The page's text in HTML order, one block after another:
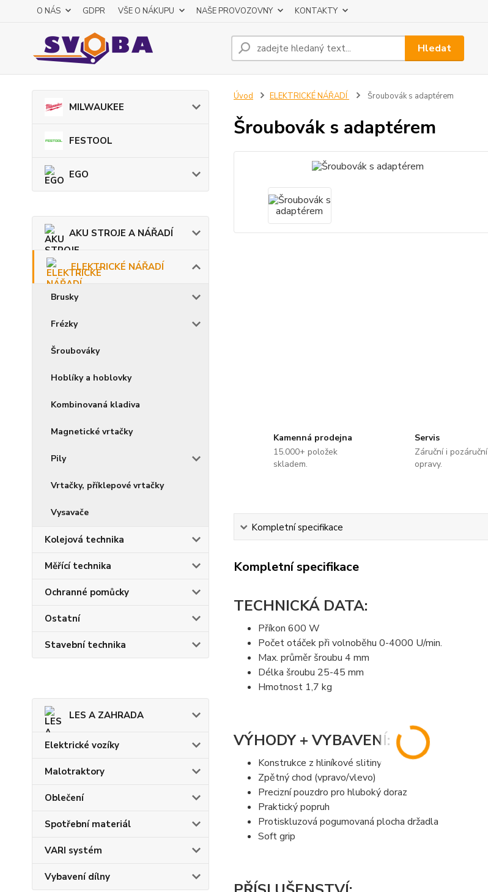
O NÁS GDPR VŠE O NÁKUPU NAŠE PROVOZOVNY KONTAKTY
Hledat
MILWAUKEE
FESTOOL
EGO
AKU STROJE A NÁŘADÍ
ELEKTRICKÉ NÁŘADÍ
Brusky
Frézky
Šroubováky
Hoblíky a hoblovky
Kombinovaná kladiva
Magnetické vrtačky
Pily
Vrtačky, příklepové vrtačky
Vysavače
Kolejová technika
Měřící technika
Ochranné pomůcky
Ostatní
Stavební technika
LES A ZAHRADA
Elektrické vozíky
Malotraktory
Oblečení
Spotřební materiál
VARI systém
Vybavení dílny
Úvod ELEKTRICKÉ NÁŘADÍ Šroubovák s adaptérem
Šroubovák s adaptérem
Kamenná prodejna
15.000+ položek
skladem.
Servis
Záruční i pozáruční
opravy.
Kompletní specifikace
Kompletní specifikace
TECHNICKÁ DATA:
Příkon 600 W
Počet otáček při volnoběhu 0-4000 U/min.
Max. průměr šroubu 4 mm
Délka šroubu 25-45 mm
Hmotnost 1,7 kg
VÝHODY + VYBAVENÍ:
Konstrukce z hliníkové slitiny
Zpětný chod (vpravo/vlevo)
Precizní pouzdro pro hluboký doraz
Praktický popruh
Protiskluzová pogumovaná plocha držadla
Soft grip